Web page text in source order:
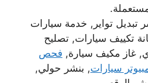
تبديل تواير, خدمة سيارات
تكييف سيارات, تصليح
غاز مكيف سيارة, فحص
سيارات, بنشر حولي,